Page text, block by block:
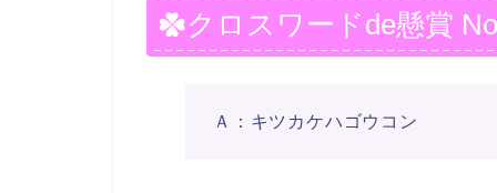
クロスワードde懸賞
Ａ：キツカケハゴウコン